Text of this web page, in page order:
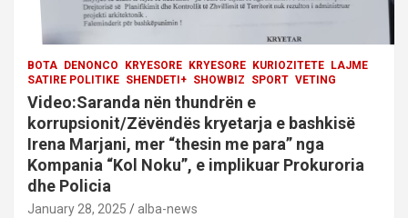
BOTA DENONCO KRYESORE KRYESORE KURIOZITETE
LAJME
SATIRE POLITIKE SHENDETI+ SHOWBIZ SPORT VETING
Video:Saranda nën thundrën e
korrupsionit/Zëvëndës kryetarja e bashkisë
Irena Marjani, mer “thesin me para” nga
Kompania “Kol Noku”, e implikuar Prokuroria
dhe Policia
January 28, 2025 alba-news